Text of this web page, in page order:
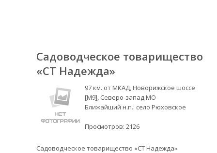
Садоводческое товарищество
«СТ Надежда»
97 км. от МКАД, Новорижское шоссе
[М9], Северо-запад МО
Ближайший н.п.: село Рюховское
Просмотров: 2126
Садоводческое товарищество «СТ Надежда»